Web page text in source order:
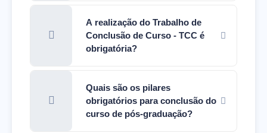
A realização do Trabalho de
Conclusão de Curso - TCC é
obrigatória?
Quais são os pilares
obrigatórios para conclusão do
curso de pós-graduação?